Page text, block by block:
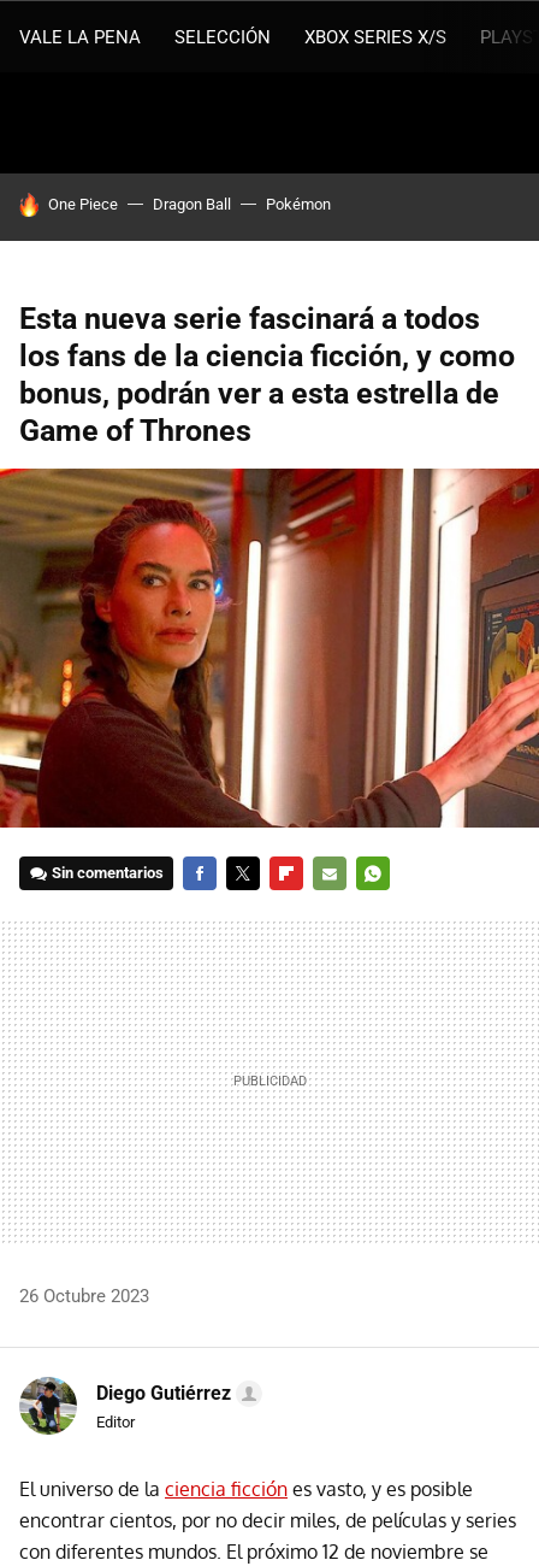
VALE LA PENA SELECCIÓN XBOX SERIES X/S
HOY SE HABLA DE
One Piece Dragon Ball Pokémon
Esta nueva serie fascinará a todos
los fans de la ciencia ficción, y como
bonus, podrán ver a esta estrella de
Game of Thrones
Sin comentarios
MAIL
26 Octubre 2023
Diego Gutiérrez
Editor
El universo de la ciencia ficción es vasto, y es posible
encontrar cientos, por no decir miles, de películas y series
con diferentes mundos. El próximo 12 de noviembre se